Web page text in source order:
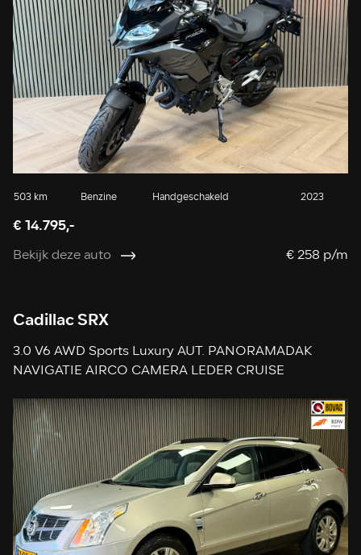
503 km Benzine Handgeschakeld 2023
€ 14.795,-
Bekijk deze auto € 258 p/m
Cadillac SRX
3.0 V6 AWD Sports Luxury AUT. PANORAMADAK
NAVIGATIE AIRCO CAMERA LEDER CRUISE